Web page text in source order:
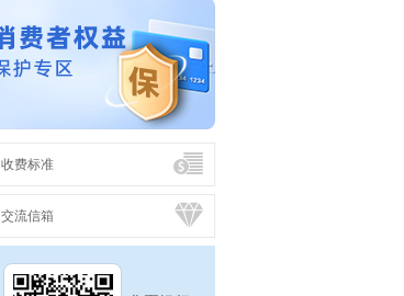
收费标准
交流信箱